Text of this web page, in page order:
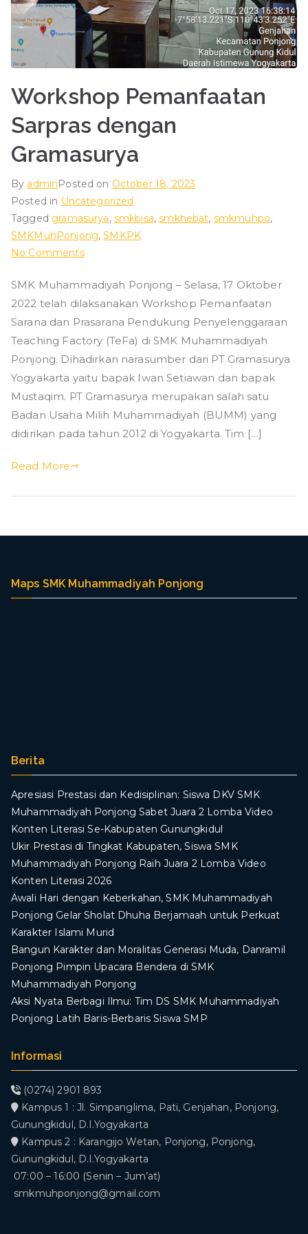
ad
iy
ah
n
g
Workshop Pemanfaatan
Sarpras dengan
Gramasurya
By adminPosted on October 18, 2023
Posted in Uncategorized
Tagged gramasurya, smkbisa,smkhebat, smkmuhpo,
SMKMuhPonjong,SMKPK
No Commentson
Pemanfaatan
Sarpras
dengan
Gramasurya
SMK Muhammadiyah Ponjong – Selasa, 17 Oktober
2022 telah dilaksanakan Workshop Pemanfaatan
Sarana dan Prasarana Pendukung Penyelenggaraan
Teaching Factory (TeFa) di SMK Muhammadiyah
Ponjong. Dihadirkan narasumber dari PT Gramasurya
Yogyakarta yaitu bapak Iwan Setiawan dan bapak
Mustaqim. PT Gramasurya merupakan salah satu
Badan Usaha Milih Muhammadiyah (BUMM) yang
didirikan pada tahun 2012 di Yogyakarta. Tim […]
Read More
Maps SMK Muhammadiyah Ponjong
Berita
Apresiasi Prestasi dan Kedisiplinan: Siswa DKV SMK
Muhammadiyah Ponjong Sabet Juara 2 Lomba Video
Konten Literasi Se-Kabupaten Gunungkidul
Ukir Prestasi di Tingkat Kabupaten, Siswa SMK
Muhammadiyah Ponjong Raih Juara 2 Lomba Video
Konten Literasi 2026
Awali Hari dengan Keberkahan, SMK Muhammadiyah
Ponjong Gelar Sholat Dhuha Berjamaah untuk Perkuat
Karakter Islami Murid
Bangun Karakter dan Moralitas Generasi Muda, Danramil
Ponjong Pimpin Upacara Bendera di SMK
Muhammadiyah Ponjong
​Aksi Nyata Berbagi Ilmu: Tim DS SMK Muhammadiyah
Ponjong Latih Baris-Berbaris Siswa SMP
Informasi
(0274) 2901 893
Kampus 1 : Jl. Simpanglima, Pati, Genjahan, Ponjong,
Gunungkidul, D.I.Yogyakarta
Kampus 2 : Karangijo Wetan, Ponjong, Ponjong,
Gunungkidul, D.I.Yogyakarta
07:00 – 16:00 (Senin – Jum’at)
smkmuhponjong@gmail.com